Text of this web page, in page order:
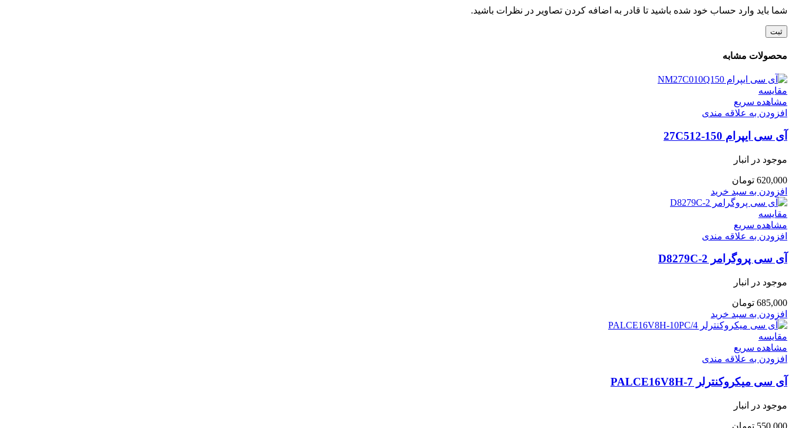
شما باید وارد حساب خود شده باشید تا قادر به اضافه کردن تصاویر در نظرات باشید.
محصولات مشابه
مقایسه
مشاهده سریع
افزودن به علاقه مندی
آی سی ایپرام 27C512-150
موجود در انبار
620,000 تومان
افزودن به سبد خرید
مقایسه
مشاهده سریع
افزودن به علاقه مندی
آی سی پروگرامر D8279C-2
موجود در انبار
685,000 تومان
افزودن به سبد خرید
مقایسه
مشاهده سریع
افزودن به علاقه مندی
آی سی میکروکنترلر PALCE16V8H-7
موجود در انبار
550,000 تومان